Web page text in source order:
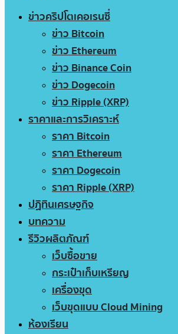
ข่าวคริปโตเคอเรนซี่
ข่าว Bitcoin
ข่าว Ethereum
ข่าว Binance Coin
ข่าว Dogecoin
ข่าว Ripple (XRP)
ราคาและการวิเคราะห์
ราคา Bitcoin
ราคา Ethereum
ราคา Dogecoin
ราคา Ripple (XRP)
ปฏิทินเศรษฐกิจ
บทความ
รีวิวผลิตภัณฑ์
เว็บซื้อขาย
กระเป๋าเก็บเหรียญ
เครื่องขุด
เว็บขุดแบบ Cloud Mining
ห้องเรียน